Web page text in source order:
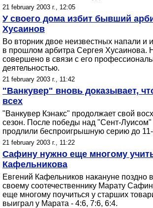
21 february 2003 г., 12:05
У своего дома избит бывший
Хусаинов
Во вторник двое неизвестных напали и
в прошлом арбитра Сергея Хусаинова.
совершено в связи с его
деятельностью.
21 february 2003 г., 11:42
"Ванкувер" вновь доказывает,
всех
"Ванкувер Кэнакс" продолжает свой
сезон. После победы над "Сент-Луисом"
продлили беспроигрышную серию до 11-
21 february 2003 г., 11:22
Сафину нужно еще многому
Кафельникова
Евгений Кафельников накануне поздно
своему соотечественнику Марату
еще многому поучиться у старших
выиграл у Марата - 4:6, 7:6, 6:4.